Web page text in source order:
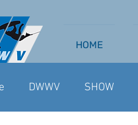
HOME
DWWV SHOW